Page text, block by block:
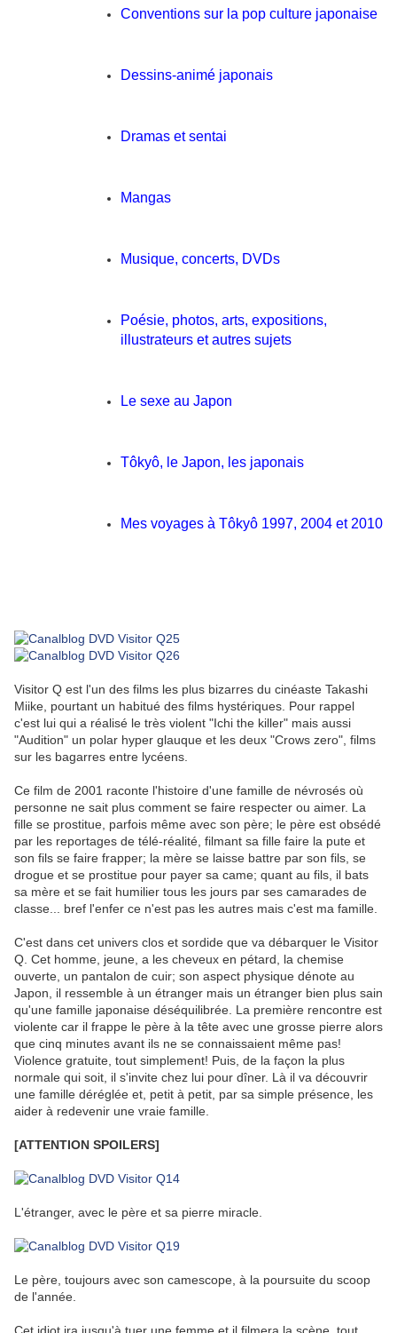
Conventions sur la pop culture japonaise
Dessins-animé japonais
Dramas et sentai
Mangas
Musique, concerts, DVDs
Poésie, photos, arts, expositions,
illustrateurs et autres sujets
Le sexe au Japon
Tôkyô, le Japon, les japonais
Mes voyages à Tôkyô 1997, 2004 et 2010
Visitor Q est l'un des films les plus bizarres du cinéaste Takashi
Miike, pourtant un habitué des films hystériques. Pour rappel
c'est lui qui a réalisé le très violent "Ichi the killer" mais aussi
"Audition" un polar hyper glauque et les deux "Crows zero", films
sur les bagarres entre lycéens.
Ce film de 2001 raconte l'histoire d'une famille de névrosés où
personne ne sait plus comment se faire respecter ou aimer. La
fille se prostitue, parfois même avec son père; le père est obsédé
par les reportages de télé-réalité, filmant sa fille faire la pute et
son fils se faire frapper; la mère se laisse battre par son fils, se
drogue et se prostitue pour payer sa came; quant au fils, il bats
sa mère et se fait humilier tous les jours par ses camarades de
classe... bref l'enfer ce n'est pas les autres mais c'est ma famille.
C'est dans cet univers clos et sordide que va débarquer le Visitor
Q. Cet homme, jeune, a les cheveux en pétard, la chemise
ouverte, un pantalon de cuir; son aspect physique dénote au
Japon, il ressemble à un étranger mais un étranger bien plus sain
qu'une famille japonaise déséquilibrée. La première rencontre est
violente car il frappe le père à la tête avec une grosse pierre alors
que cinq minutes avant ils ne se connaissaient même pas!
Violence gratuite, tout simplement! Puis, de la façon la plus
normale qui soit, il s'invite chez lui pour dîner. Là il va découvrir
une famille déréglée et, petit à petit, par sa simple présence, les
aider à redevenir une vraie famille.
[ATTENTION SPOILERS]
L'étranger, avec le père et sa pierre miracle.
Le père, toujours avec son camescope, à la poursuite du scoop
de l'année.